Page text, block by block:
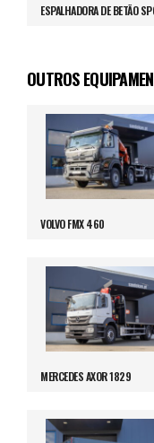
ESPALHADORA DE BETÃO
OUTROS
VOLVO FMX 460
MERCEDES AXOR 1829